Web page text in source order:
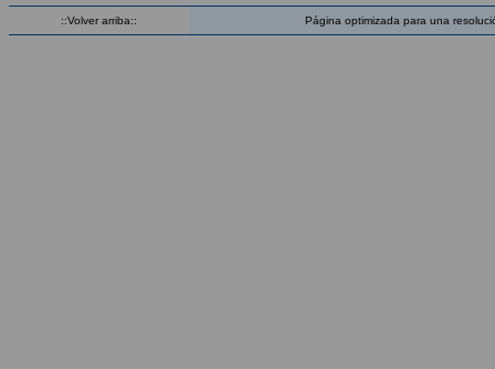
::Volver arriba:: Página optimizada para una